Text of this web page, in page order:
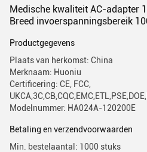
Medische kwaliteit AC-adapter
Breed invoerspanningsbereik
Productgegevens
Plaats van herkomst: China
Merknaam: Huoniu
Certificering: CE, FCC,
Modelnummer: HA024A-120200E
Betaling en verzendvoorwaarden
Min. bestelaantal: 1000 stuks